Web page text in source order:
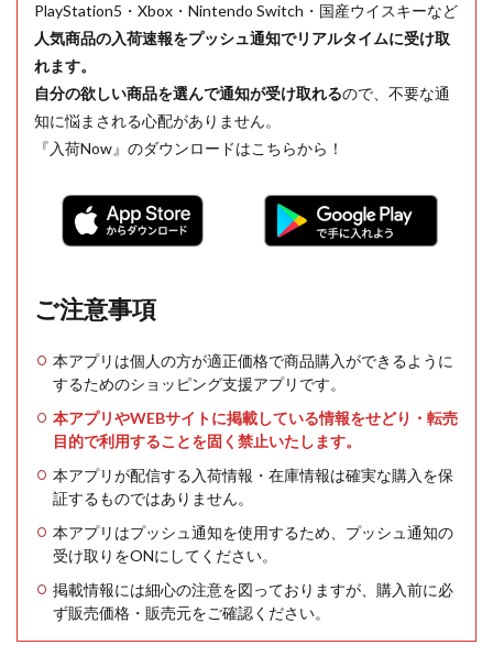
PlayStation5・Xbox・Nintendo Switch・国産ウイスキーなど
人気商品の入荷速報をプッシュ通知でリアルタイムに受け取
れます。
自分の欲しい商品を選んで通知が受け取れるので、不要な通
知に悩まされる心配がありません。
『入荷Now』のダウンロードはこちらから！
ご注意事項
本アプリは個人の方が適正価格で商品購入ができるように
するためのショッピング支援アプリです。
本アプリやWEBサイトに掲載している情報をせどり・転売
目的で利用することを固く禁止いたします。
本アプリが配信する入荷情報・在庫情報は確実な購入を保
証するものではありません。
本アプリはプッシュ通知を使用するため、プッシュ通知の
受け取りをONにしてください。
掲載情報には細心の注意を図っておりますが、購入前に必
ず販売価格・販売元をご確認ください。